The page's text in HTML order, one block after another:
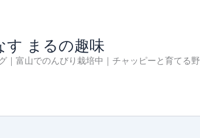
す まるの趣味
｜富山でのんびり栽培中｜チャッピーと育てる野